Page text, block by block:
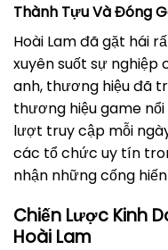
Thành Tựu Và Đóng
Hoài Lam đã gặt hái
xuyên suốt sự nghiệp
anh, thương hiệu đã
thương hiệu game
lượt truy cập mỗi
các tổ chức uy tín
nhận những cống
Chiến Lược Kinh
Hoài Lam